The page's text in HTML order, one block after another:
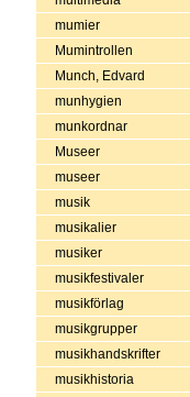
mumier
Mumintrollen
Munch, Edvard
munhygien
munkordnar
Museer
museer
musik
musikalier
musiker
musikfestivaler
musikförlag
musikgrupper
musikhandskrifter
musikhistoria